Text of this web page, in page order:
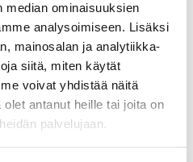
median ominaisuuksien
analysoimiseen. Lisäksi
mainosalan ja analytiikka-
siitä, miten käytät
voivat yhdistää näitä
antanut heille tai joita on
palvelujaan.